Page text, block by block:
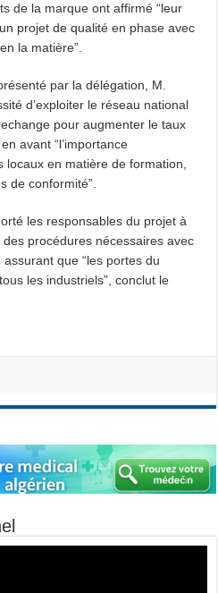
de la marque ont affirmé “leur
projet de qualité en phase avec
la matière”.
par la délégation, M.
d’exploiter le réseau national
pour augmenter le taux
avant “l’importance
locaux en matière de formation,
de conformité”.
les responsables du projet à
procédures nécessaires avec
que “les portes du
les industriels”, conclut le